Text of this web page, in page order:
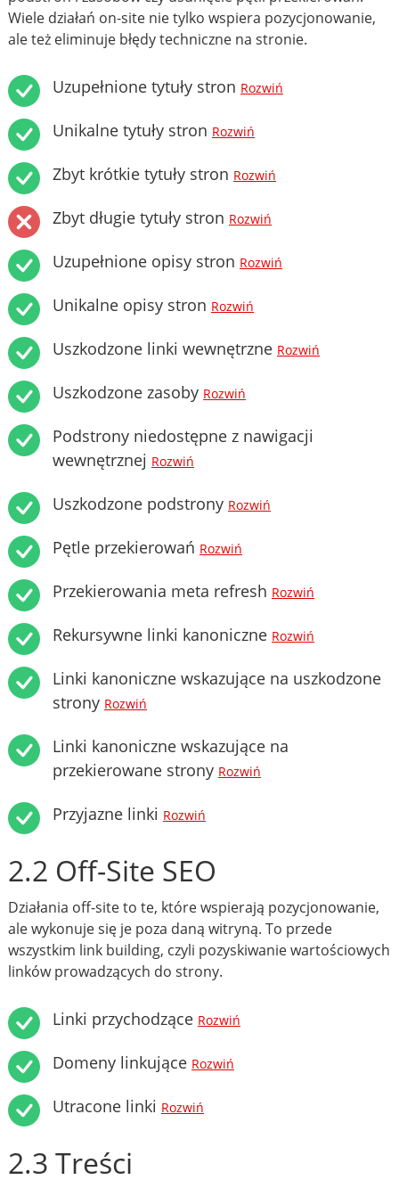
Wiele działań on-site nie tylko wspiera pozycjonowanie,
ale też eliminuje błędy techniczne na stronie.
Uzupełnione tytuły stron Rozwiń
Unikalne tytuły stron Rozwiń
Zbyt krótkie tytuły stron Rozwiń
Zbyt długie tytuły stron Rozwiń
Uzupełnione opisy stron Rozwiń
Unikalne opisy stron Rozwiń
Uszkodzone linki wewnętrzne Rozwiń
Uszkodzone zasoby Rozwiń
Podstrony niedostępne z nawigacji
wewnętrznej Rozwiń
Uszkodzone podstrony Rozwiń
Pętle przekierowań Rozwiń
Przekierowania meta refresh Rozwiń
Rekursywne linki kanoniczne Rozwiń
Linki kanoniczne wskazujące na uszkodzone
strony Rozwiń
Linki kanoniczne wskazujące na
przekierowane strony Rozwiń
Przyjazne linki Rozwiń
2.2 Off-Site SEO
Działania off-site to te, które wspierają pozycjonowanie,
ale wykonuje się je poza daną witryną. To przede
wszystkim link building, czyli pozyskiwanie wartościowych
linków prowadzących do strony.
Linki przychodzące Rozwiń
Domeny linkujące Rozwiń
Utracone linki Rozwiń
2.3 Treści